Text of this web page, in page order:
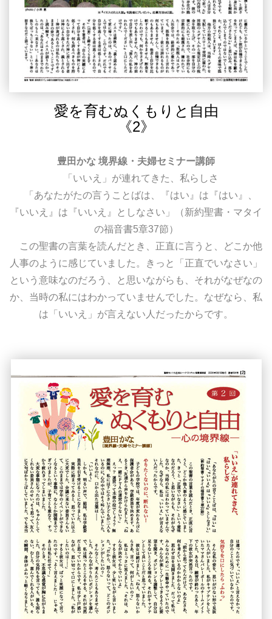
愛を育むぬくもりと自由
《2》
豊田かな 境界線・夫婦セミナー講師
「いいえ」が連れてきた、私らしさ
「あなたがたの言うことばは、『はい』は『はい』、
『いいえ』は『いいえ』としなさい」（新約聖書・マタイ
の福音書5章37節）
この聖書の言葉を読んだとき、正直に言うと、どこか他
人事のように感じていました。きっと「正直でいなさい」
という意味なのだろう、と思いながらも、それがなぜなの
か、当時の私にはわかっていませんでした。なぜなら、私
は「いいえ」が言えない人だったからです。